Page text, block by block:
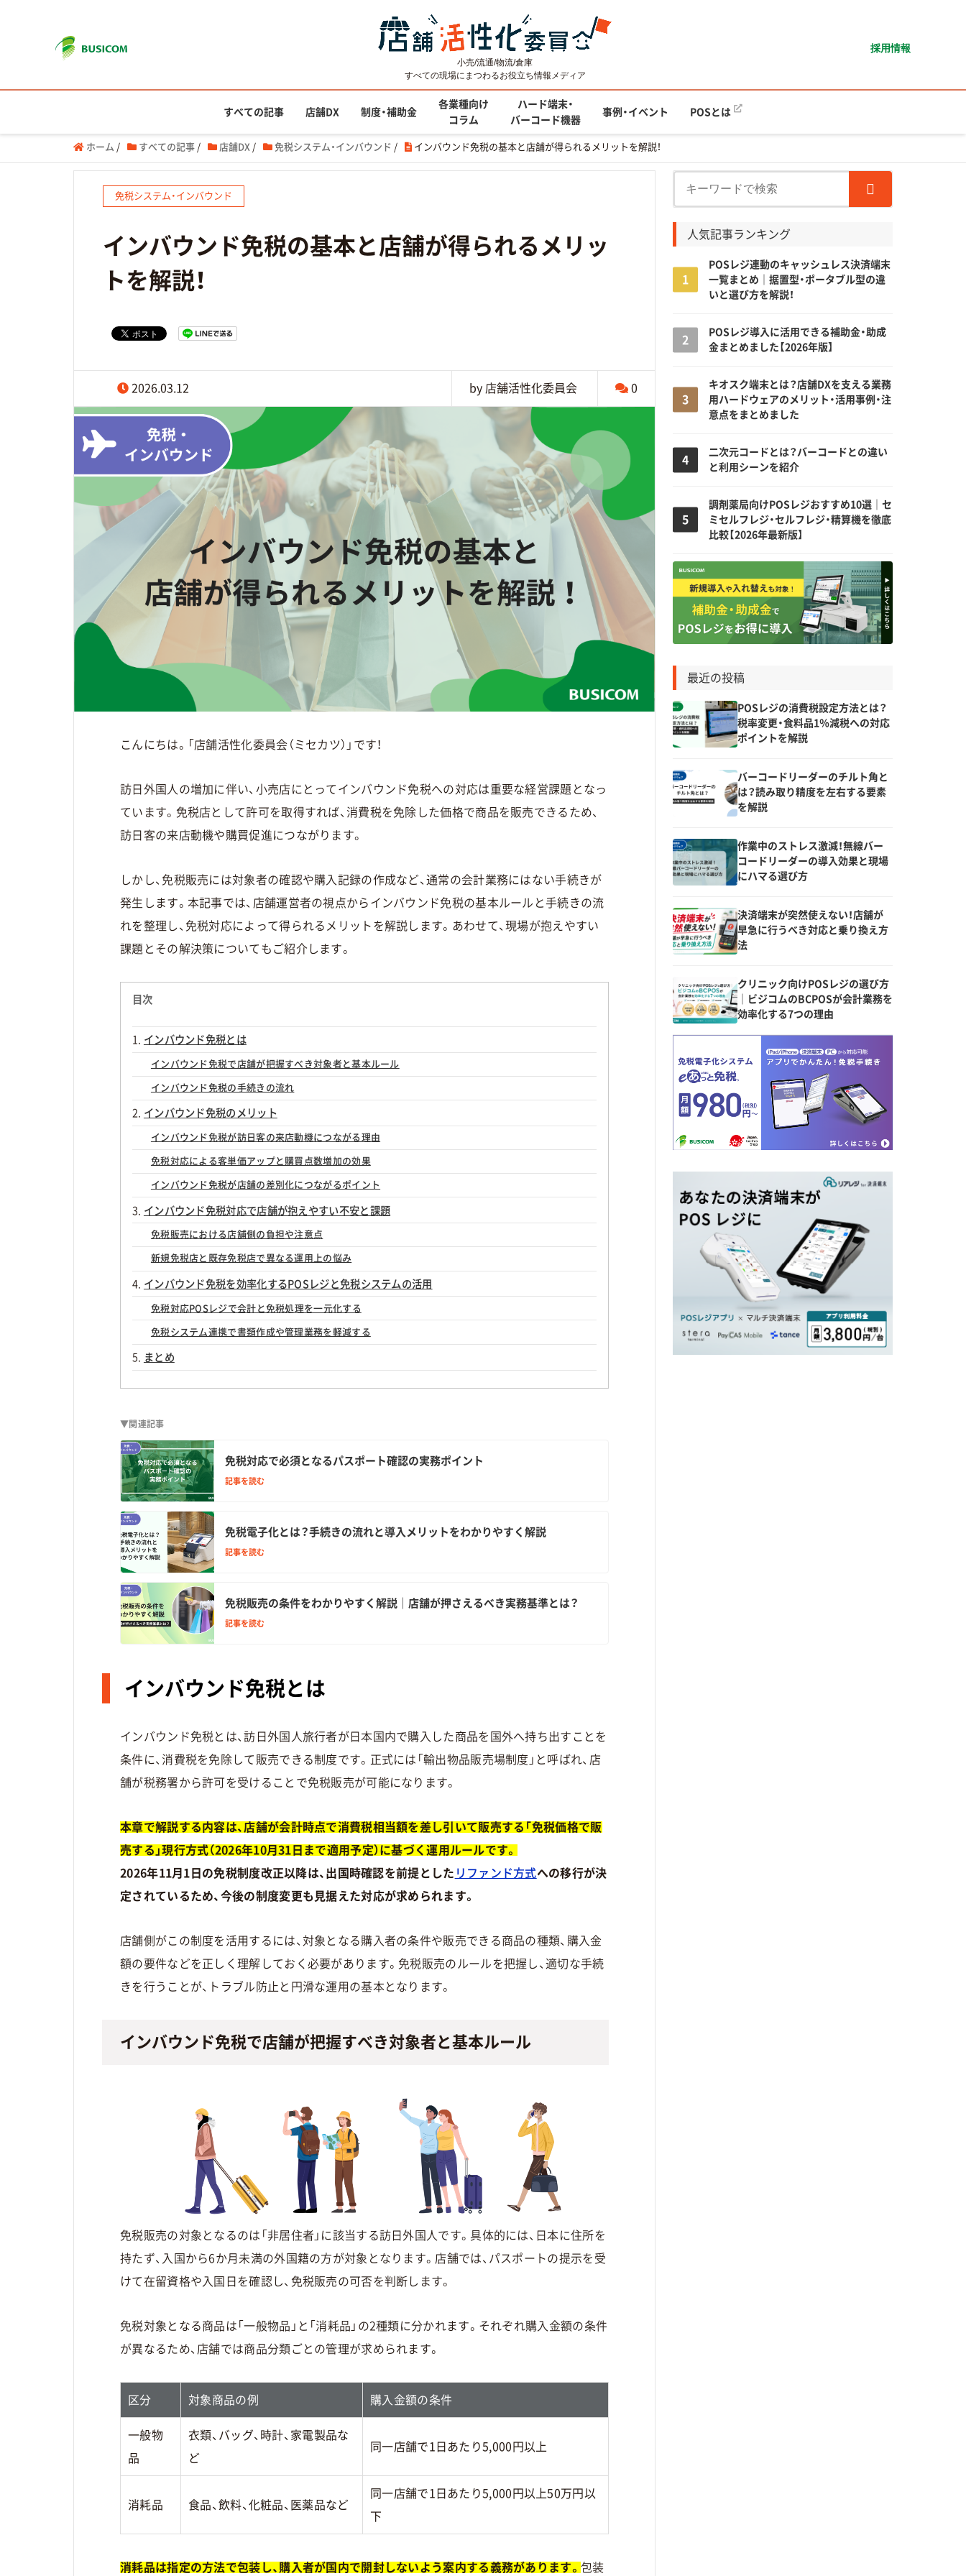
小売/流通/物流/倉庫
すべての現場にまつわるお役立ち情報メディア
採用情報
すべての記事 店舗DX 制度・補助金
各業種向け
コラム
ハード端末・
バーコード機器
事例・イベント POSとは
ホーム / すべての記事 / 店舗DX / 免税システム・インバウンド / インバウンド免税の基本と店舗が得られるメリットを解説！
免税システム・インバウンド
インバウンド免税の基本と店舗が得られるメリッ
トを解説！
2026.03.12 by 店舗活性化委員会 0
こんにちは。「店舗活性化委員会（ミセカツ）」です！
訪日外国人の増加に伴い、小売店にとってインバウンド免税への対応は重要な経営課題となっ
ています。免税店として許可を取得すれば、消費税を免除した価格で商品を販売できるため、
訪日客の来店動機や購買促進につながります。
しかし、免税販売には対象者の確認や購入記録の作成など、通常の会計業務にはない手続きが
発生します。本記事では、店舗運営者の視点からインバウンド免税の基本ルールと手続きの流
れを整理し、免税対応によって得られるメリットを解説します。あわせて、現場が抱えやすい
課題とその解決策についてもご紹介します。
目次
インバウンド免税とは
インバウンド免税で店舗が把握すべき対象者と基本ルール
インバウンド免税の手続きの流れ
インバウンド免税のメリット
インバウンド免税が訪日客の来店動機につながる理由
免税対応による客単価アップと購買点数増加の効果
インバウンド免税が店舗の差別化につながるポイント
インバウンド免税対応で店舗が抱えやすい不安と課題
免税販売における店舗側の負担や注意点
新規免税店と既存免税店で異なる運用上の悩み
インバウンド免税を効率化するPOSレジと免税システムの活用
免税対応POSレジで会計と免税処理を一元化する
免税システム連携で書類作成や管理業務を軽減する
まとめ
▼関連記事
免税対応で必須となるパスポート確認の実務ポイント
記事を読む
免税電子化とは？手続きの流れと導入メリットをわかりやすく解説
記事を読む
免税販売の条件をわかりやすく解説｜店舗が押さえるべき実務基準とは？
記事を読む
インバウンド免税とは
インバウンド免税とは、訪日外国人旅行者が日本国内で購入した商品を国外へ持ち出すことを
条件に、消費税を免除して販売できる制度です。正式には「輸出物品販売場制度」と呼ばれ、店
舗が税務署から許可を受けることで免税販売が可能になります。
本章で解説する内容は、店舗が会計時点で消費税相当額を差し引いて販売する「免税価格で販
売する」現行方式（2026年10月31日まで適用予定）に基づく運用ルールです。
2026年11月1日の免税制度改正以降は、出国時確認を前提とした リファンド方式への移行が決
定されているため、今後の制度変更も見据えた対応が求められます。
店舗側がこの制度を活用するには、対象となる購入者の条件や販売できる商品の種類、購入金
額の要件などを正しく理解しておく必要があります。免税販売のルールを把握し、適切な手続
きを行うことが、トラブル防止と円滑な運用の基本となります。
インバウンド免税で店舗が把握すべき対象者と基本ルール
免税販売の対象となるのは「非居住者」に該当する訪日外国人です。具体的には、日本に住所を
持たず、入国から6か月未満の外国籍の方が対象となります。店舗では、パスポートの提示を受
けて在留資格や入国日を確認し、免税販売の可否を判断します。
免税対象となる商品は「一般物品」と「消耗品」の2種類に分かれます。それぞれ購入金額の条件
が異なるため、店舗では商品分類ごとの管理が求められます。
区分 対象商品の例 購入金額の条件
一般物
品
衣類、バッグ、時計、家電製品な
ど
同一店舗で1日あたり5,000円以上
消耗品 食品、飲料、化粧品、医薬品など
同一店舗で1日あたり5,000円以上50万円以
下
消耗品は指定の方法で包装し、購入者が国内で開封しないよう案内する義務があります。 包装
人気記事ランキング
POSレジ連動のキャッシュレス決済端末
一覧まとめ｜据置型・ポータブル型の違
いと選び方を解説！
POSレジ導入に活用できる補助金・助成
金まとめました【2026年版】
キオスク端末とは？店舗DXを支える業務
用ハードウェアのメリット・活用事例・注
意点をまとめました
二次元コードとは？バーコードとの違い
と利用シーンを紹介
調剤薬局向けPOSレジおすすめ10選｜セ
ミセルフレジ・セルフレジ・精算機を徹底
比較【2026年最新版】
最近の投稿
POSレジの消費税設定方法とは？
税率変更・食料品1％減税への対応
ポイントを解説
バーコードリーダーのチルト角と
は？読み取り精度を左右する要素
を解説
作業中のストレス激減！無線バー
コードリーダーの導入効果と現場
にハマる選び方
決済端末が突然使えない！店舗が
早急に行うべき対応と乗り換え方
法
クリニック向けPOSレジの選び方
｜ビジコムのBCPOSが会計業務を
効率化する7つの理由